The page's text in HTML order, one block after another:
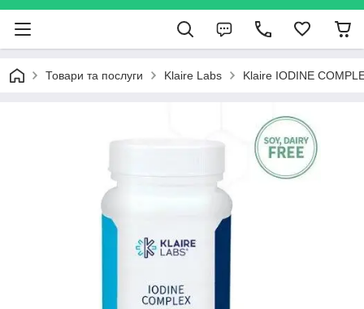
Товари та послуги Klaire Labs Klaire IODINE